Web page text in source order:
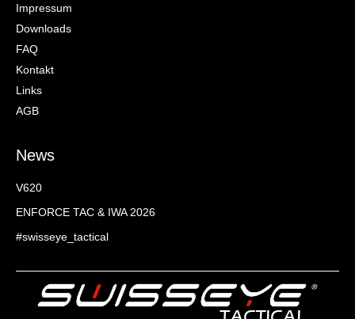
Impressum
Downloads
FAQ
Kontakt
Links
AGB
News
V620
ENFORCE TAC & IWA 2026
#swisseye_tactical